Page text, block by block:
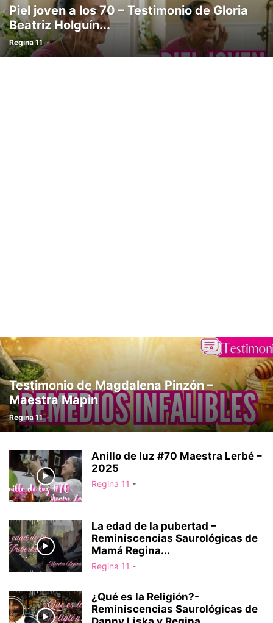
Piel joven a los 70 – Testimonio de Gloria
Beatriz Holguín...
Regina 11 -
Testimonio de Magdalena Pinzón –
Maestra Mapin
Regina 11 -
Anillo de luz #70 Maestra Lerbé –
2025
Regina 11 -
La edad de la pubertad –
Reminiscencias Saurológicas de
Mamá Regina...
Regina 11 -
¿Qué es la Religión?-
Reminiscencias Saurológicas de